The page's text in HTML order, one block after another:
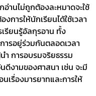
อ่านไม่ถูกต้องละหมาดจะใช้
การให้นักเรียนได้ใช้เวลา
เรียนรู้อัลกุรอาน ทั้ง
ารอยู่ร่วมกันตลอดเวลา
ำ การอบรมจริยธรรม
งามของศาสนา เช่น จะมี
เรื่องมารยาทและการให้